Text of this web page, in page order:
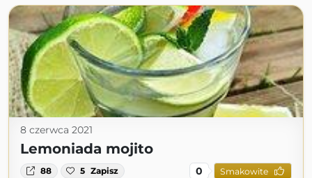
8 czerwca 2021
Lemoniada mojito
88 5 Zapisz 0 Smakowite